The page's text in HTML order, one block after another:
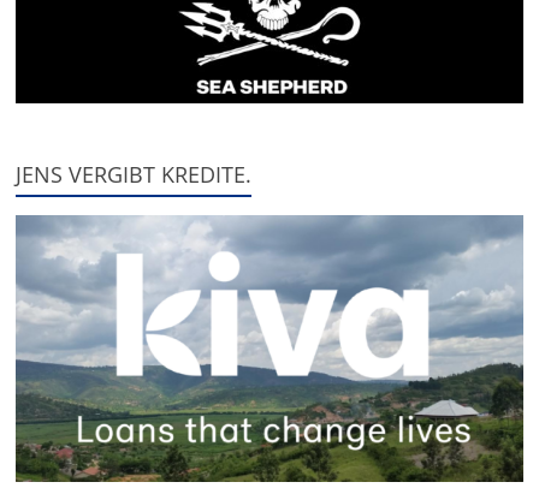
JENS VERGIBT KREDITE.